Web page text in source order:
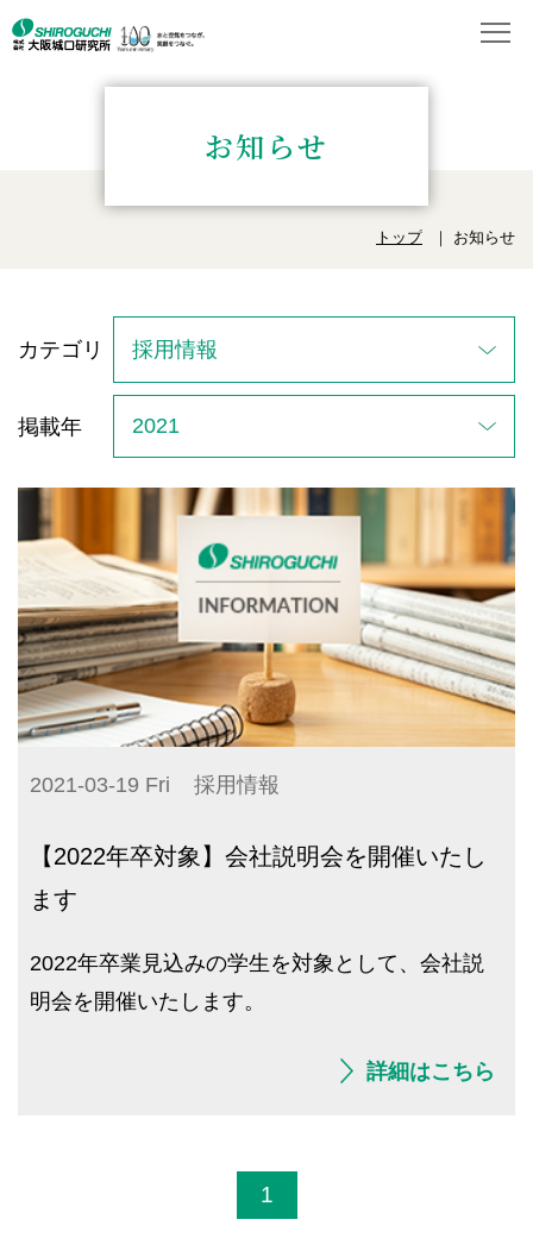
お知らせ
トップ お知らせ
カテゴリ
掲載年
2021-03-19 Fri 採用情報
【2022年卒対象】会社説明会を開催いたし
ます
2022年卒業見込みの学生を対象として、会社説
明会を開催いたします。
詳細はこちら
1